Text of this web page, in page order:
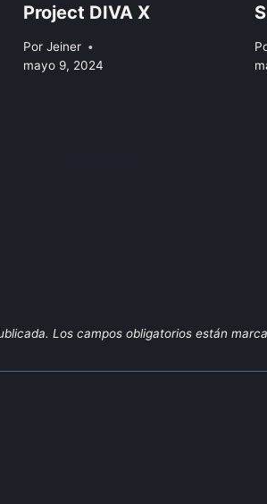
Project DIVA X
Por Jeiner
mayo 9, 2024
Los campos obligatorios están